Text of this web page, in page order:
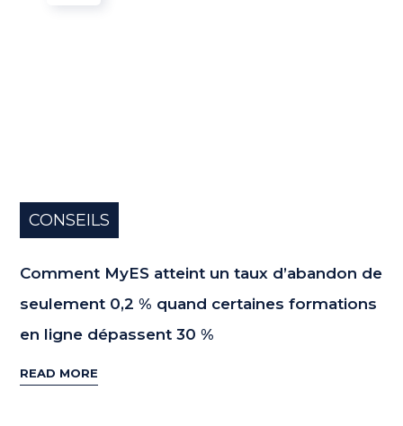
CONSEILS
Comment MyES atteint un taux d’abandon de
seulement 0,2 % quand certaines formations
en ligne dépassent 30 %
READ MORE